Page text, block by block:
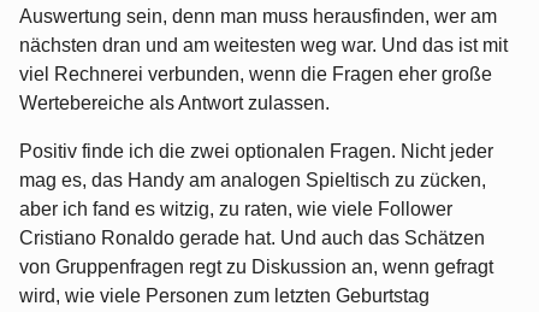
Auswertung sein, denn man muss herausfinden, wer am
nächsten dran und am weitesten weg war. Und das ist mit
viel Rechnerei verbunden, wenn die Fragen eher große
Wertebereiche als Antwort zulassen.
Positiv finde ich die zwei optionalen Fragen. Nicht jeder
mag es, das Handy am analogen Spieltisch zu zücken,
aber ich fand es witzig, zu raten, wie viele Follower
Cristiano Ronaldo gerade hat. Und auch das Schätzen
von Gruppenfragen regt zu Diskussion an, wenn gefragt
wird, wie viele Personen zum letzten Geburtstag